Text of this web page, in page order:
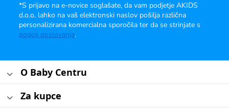
*S prijavo na e-novice soglašate, da vam podjetje AKIDS
d.o.o. lahko na vaš elektronski naslov pošilja različna
personalizirana komercialna sporočila ter da se strinjate s
pogoji poslovanja.
O Baby Centru
Za kupce